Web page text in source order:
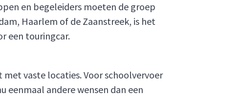
en begeleiders moeten de groep
Haarlem of de Zaanstreek, is het
een touringcar.
vaste locaties. Voor schoolvervoer
eenmaal andere wensen dan een